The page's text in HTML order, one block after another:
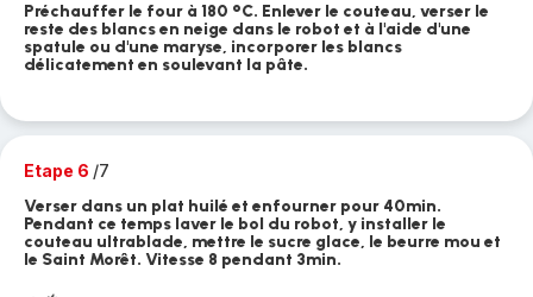
Préchauffer le four à 180 °C. Enlever le couteau, verser le
reste des blancs en neige dans le robot et à l'aide d'une
spatule ou d'une maryse, incorporer les blancs
délicatement en soulevant la pâte.
Etape 6 /7
Verser dans un plat huilé et enfourner pour 40min.
Pendant ce temps laver le bol du robot, y installer le
couteau ultrablade, mettre le sucre glace, le beurre mou et
le Saint Morêt. Vitesse 8 pendant 3min.